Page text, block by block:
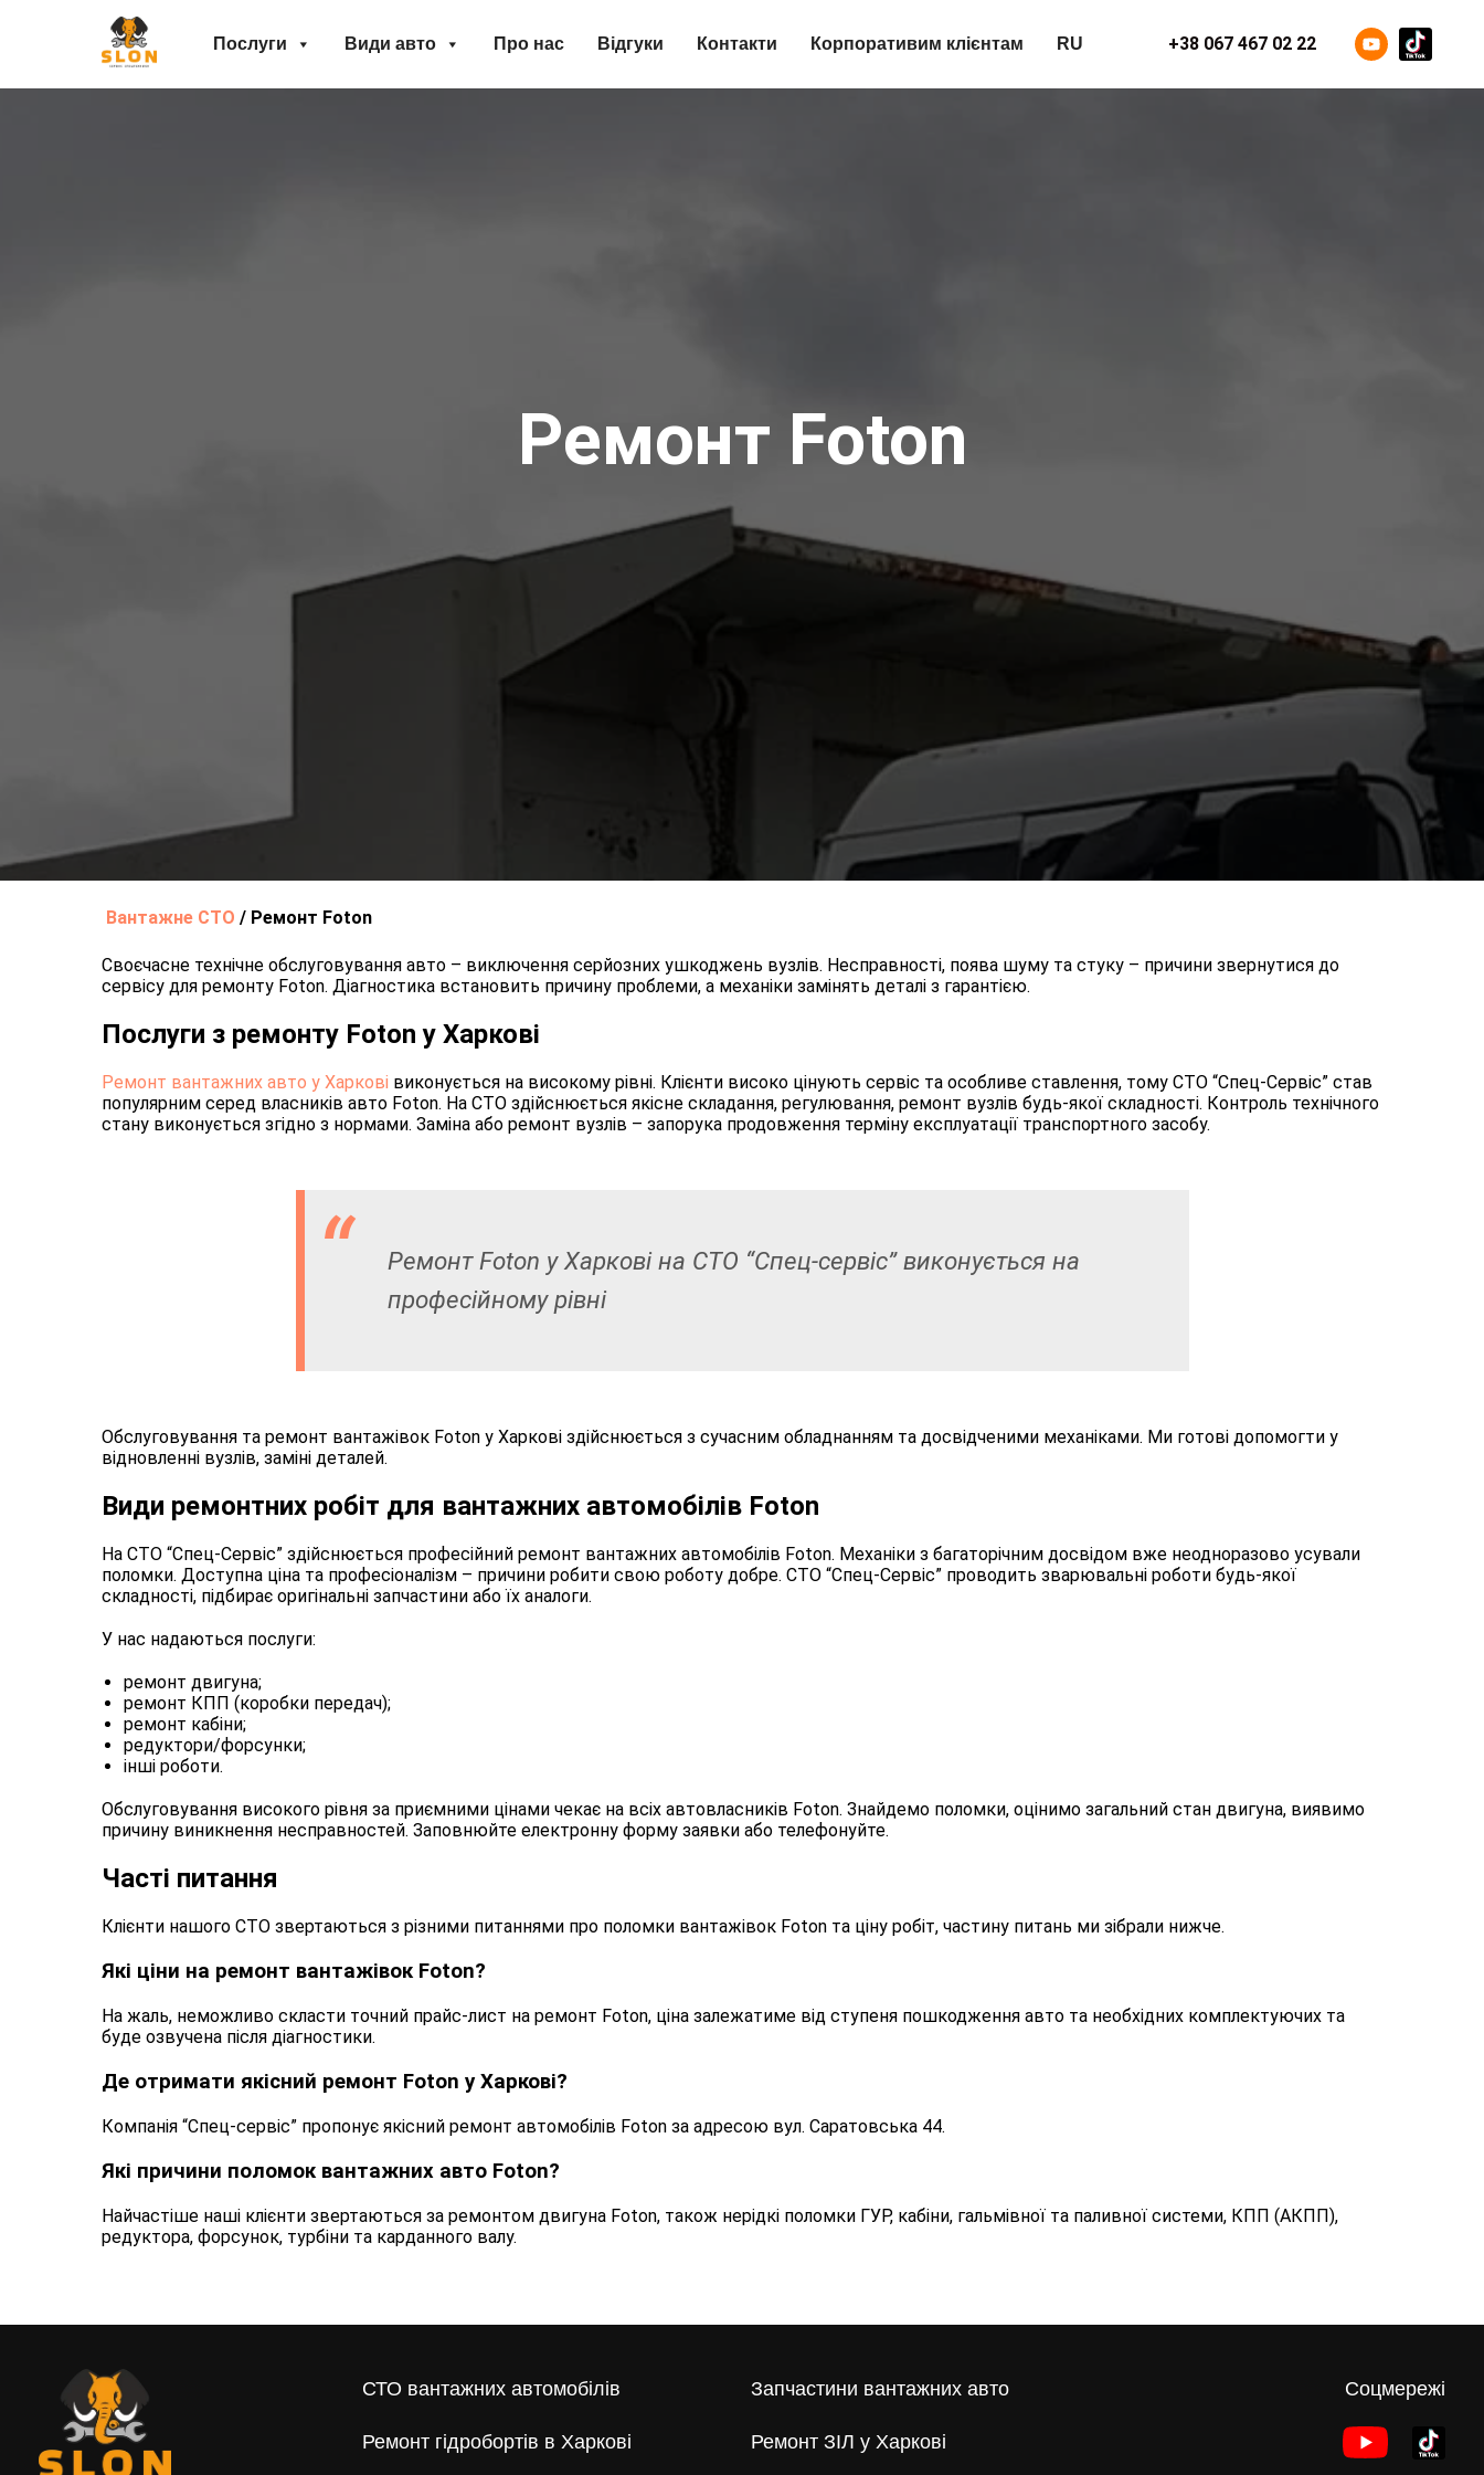
Послуги Види авто Про нас Відгуки Контакти Корпоративим клієнтам RU +38 067 467 02 22
Ремонт Foton
Вантажне СТО / Ремонт Foton
Своєчасне технічне обслуговування авто – виключення серйозних ушкоджень вузлів. Несправності, поява шуму та стуку – причини звернутися до
сервісу для ремонту Foton. Діагностика встановить причину проблеми, а механіки замінять деталі з гарантією.
Послуги з ремонту Foton у Харкові
Ремонт вантажних авто у Харкові виконується на високому рівні. Клієнти високо цінують сервіс та особливе ставлення, тому СТО “Спец-Сервіс” став
популярним серед власників авто Foton. На СТО здійснюється якісне складання, регулювання, ремонт вузлів будь-якої складності. Контроль технічного
стану виконується згідно з нормами. Заміна або ремонт вузлів – запорука продовження терміну експлуатації транспортного засобу.
Ремонт Foton у Харкові на СТО “Спец-сервіс” виконується на
професійному рівні
Обслуговування та ремонт вантажівок Foton у Харкові здійснюється з сучасним обладнанням та досвідченими механіками. Ми готові допомогти у
відновленні вузлів, заміні деталей.
Види ремонтних робіт для вантажних автомобілів Foton
На СТО “Спец-Сервіс” здійснюється професійний ремонт вантажних автомобілів Foton. Механіки з багаторічним досвідом вже неодноразово усували
поломки. Доступна ціна та професіоналізм – причини робити свою роботу добре. СТО “Спец-Сервіс” проводить зварювальні роботи будь-якої
складності, підбирає оригінальні запчастини або їх аналоги.
У нас надаються послуги:
ремонт двигуна;
ремонт КПП (коробки передач);
ремонт кабіни;
редуктори/форсунки;
інші роботи.
Обслуговування високого рівня за приємними цінами чекає на всіх автовласників Foton. Знайдемо поломки, оцінимо загальний стан двигуна, виявимо
причину виникнення несправностей. Заповнюйте електронну форму заявки або телефонуйте.
Часті питання
Клієнти нашого СТО звертаються з різними питаннями про поломки вантажівок Foton та ціну робіт, частину питань ми зібрали нижче.
Які ціни на ремонт вантажівок Foton?
На жаль, неможливо скласти точний прайс-лист на ремонт Foton, ціна залежатиме від ступеня пошкодження авто та необхідних комплектуючих та
буде озвучена після діагностики.
Де отримати якісний ремонт Foton у Харкові?
Компанія “Спец-сервіс” пропонує якісний ремонт автомобілів Foton за адресою вул. Саратовська 44.
Які причини поломок вантажних авто Foton?
Найчастіше наші клієнти звертаються за ремонтом двигуна Foton, також нерідкі поломки ГУР, кабіни, гальмівної та паливної системи, КПП (АКПП),
редуктора, форсунок, турбіни та карданного валу.
СТО вантажних автомобілів
Ремонт гідробортів в Харкові
Запчастини вантажних авто
Ремонт ЗІЛ у Харкові
Соцмережі